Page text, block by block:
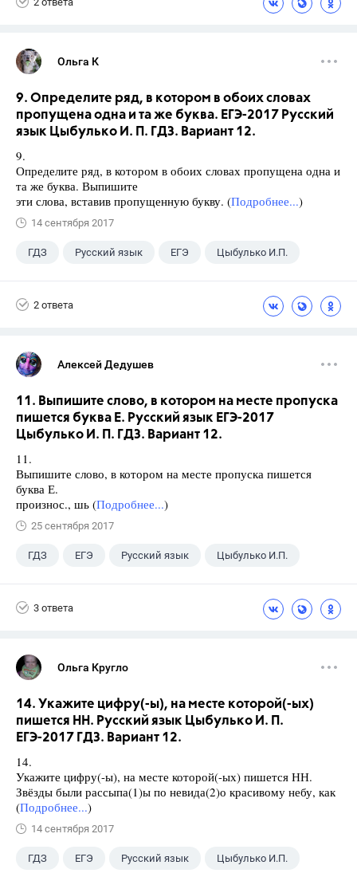
Ольга К
9. Определите ряд, в котором в обоих словах
пропущена одна и та же буква. ЕГЭ-2017 Русский
язык Цыбулько И. П. ГДЗ. Вариант 12.
9.
Определите ряд, в котором в обоих словах пропущена одна и
та же буква. Выпишите
эти слова, вставив пропущенную букву. (Подробнее...)
14 сентября 2017
ГДЗ Русский язык ЕГЭ Цыбулько И.П.
2 ответа
Алексей Дедушев
11. Выпишите слово, в котором на месте пропуска
пишется буква Е. Русский язык ЕГЭ-2017
Цыбулько И. П. ГДЗ. Вариант 12.
11.
Выпишите слово, в котором на месте пропуска пишется
буква Е.
произнос., шь (Подробнее...)
25 сентября 2017
ГДЗ ЕГЭ Русский язык Цыбулько И.П.
3 ответа
Ольга Кругло
14. Укажите цифру(-ы), на месте которой(-ых)
пишется НН. Русский язык Цыбулько И. П.
ЕГЭ-2017 ГДЗ. Вариант 12.
14.
Укажите цифру(-ы), на месте которой(-ых) пишется НН.
Звёзды были рассыпа(1)ы по невида(2)о красивому небу, как
(Подробнее...)
14 сентября 2017
ГДЗ ЕГЭ Русский язык Цыбулько И.П.